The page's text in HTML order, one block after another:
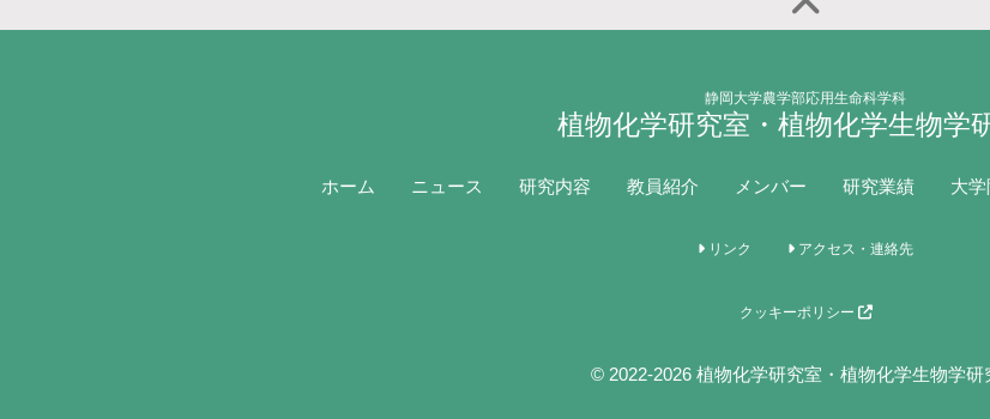
静岡大学農学部応用生命科学科
植物化学研究室・植物化学生物学
ホーム ニュース 研究内容 教員紹介 メンバー 研究業績 大
リンク アクセス・連絡先
クッキーポリシー
© 2022-2026 植物化学研究室・植物化学生物学研